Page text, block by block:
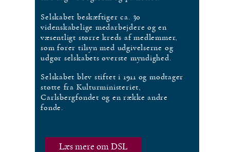
Selskabet beskæftiger ca. 30
videnskabelige medarbejdere og en
væsentligt større kreds af medlemmer,
som fører tilsyn med udgivelserne og
udgør selskabets øverste myndighed.
Selskabet blev stiftet i 1911 og modtager
støtte fra Kulturministeriet,
Carlsbergfondet og en række andre
fonde.
Læs mere om DSL